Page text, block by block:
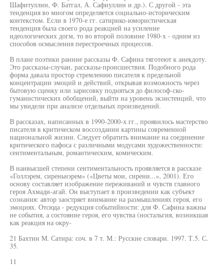
Шафитуллин, Ф. Батгал, А. Сафиуллин и др.). С другой - эта
тенденция во многом определяется социально-историческим
контекстом. Если в 1970-е гг. сатирико-юмористическая
тенденция была своего рода реакцией на усиление
идеологических догм, то во второй половине 1980-х - одним из
способов осмысления перестроечных процессов.
В плане поэтики ранние рассказы Ф. Сафина тяготеют к анекдоту.
Это рассказы-случаи, рассказы-происшествия. Подобного рода
форма давала простор стремлению писателя к предельной
концентрации эмоций и действий, открывая возможность через
бытовую сценку или зарисовку подняться до философ-ско-
гуманистических обобщений, выйти на уровень экзистенций, что
мы увидели при анализе отдельных произведений.
В рассказах, написанных в 1990-2000-х гг., проявилось мастерство
писателя в критическом воссоздании картины современной
национальной жизни. Следует обратить внимание на соединение
критического пафоса с различными модусами художественности:
сентиментальным, романтическим, комическим.
В наивысшей степени сентиментальность проявляется в рассказе
«Голлэрем, сиреньнэрем» («Цветы мои, сирени...», 2001). Его
основу составляет изображение переживаний и чувств главного
героя Ахмади-агай. Он выступает в произведении как субъект
сознания: автор заостряет внимание на размышлениях героя, его
эмоциях. Отсюда - редукция событийности: для Ф. Сафина важны
не события, а состояние героя, его чувства (ностальгия, возникшая
как реакция на окру-
21 Бахтин М. Сатира: соч. в 7 т. М.: Русские словари. 1997. Т.5. С.
35.
11